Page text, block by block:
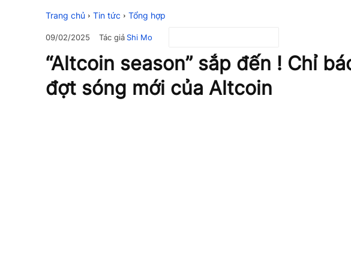
Trang chủ Tin tức Tổng hợp
09/02/2025 Tác giảShi Mo
“Altcoin season” sắp đến ! Chỉ
đợt sóng mới của Altcoin